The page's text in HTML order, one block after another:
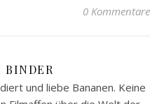
0 Kommentare
BINDER
und liebe Bananen. Keine